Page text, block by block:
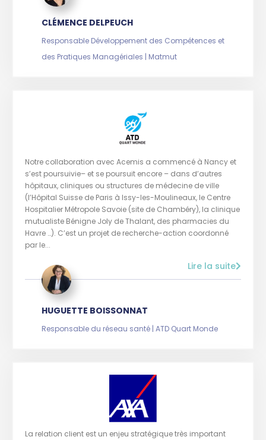
CLÉMENCE DELPEUCH
Responsable Développement des Compétences et
des Pratiques Managériales | Matmut
Notre collaboration avec Acemis a commencé à Nancy et
s’est poursuivie– et se poursuit encore – dans d’autres
hôpitaux, cliniques ou structures de médecine de ville
(l’Hôpital Suisse de Paris à Issy-les-Moulineaux, le Centre
Hospitalier Métropole Savoie (site de Chambéry), la clinique
mutualiste Bénigne Joly de Thalant, des pharmacies du
Havre …). C’est un projet de recherche-action coordonné
par le...
Lire la suite
HUGUETTE BOISSONNAT
Responsable du réseau santé | ATD Quart Monde
La relation client est un enjeu stratégique très important